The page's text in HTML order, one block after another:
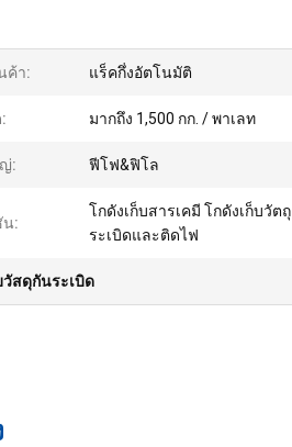
ค้า: แร็คกึ่งอัตโนมัติ
มากถึง 1,500 กก. / พาเลท
: ฟีโฟ&ฟิโล
น:
โกดังเก็บสารเคมี โกดังเก็บวัตถุ
ระเบิดและติดไฟ
สดุกันระเบิด